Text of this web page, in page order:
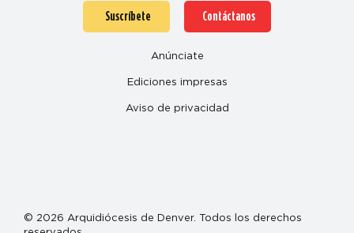
Suscríbete Contáctanos
Anúnciate
Ediciones impresas
Aviso de privacidad
© 2026 Arquidiócesis de Denver. Todos los derechos